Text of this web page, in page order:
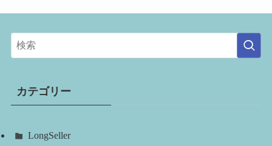
カテゴリー
LongSeller